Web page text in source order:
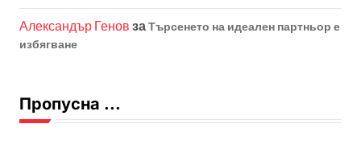
Александър Генов заТърсенето на идеален партньор е
избягване
Пропусна ...